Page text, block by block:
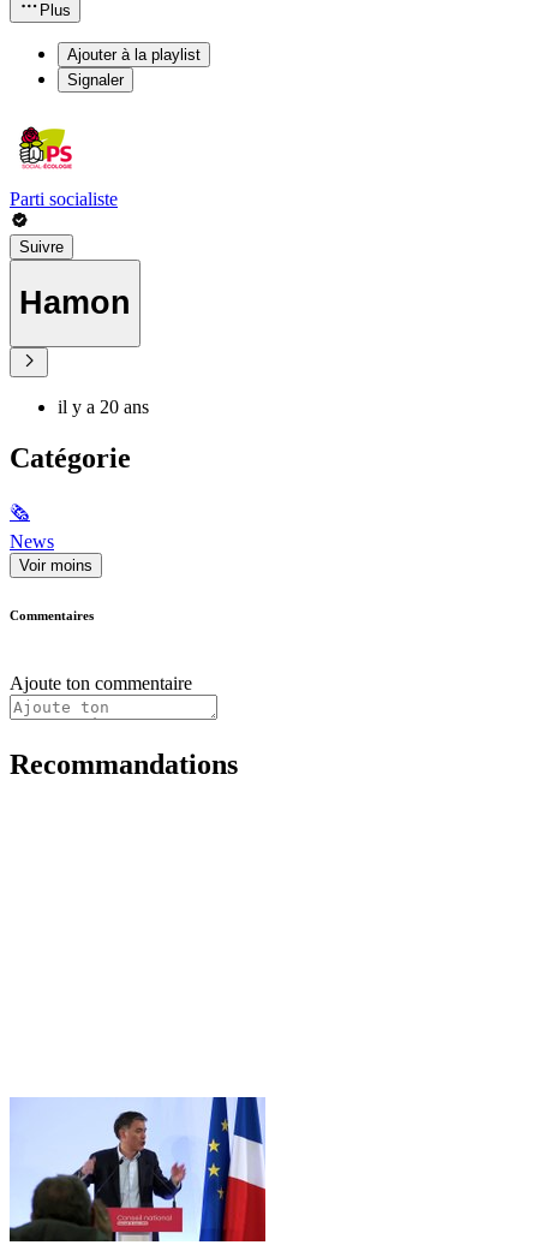
Plus
Ajouter à la playlist
Signaler
Parti socialiste
Suivre
Hamon
il y a 20 ans
Catégorie
🗞
News
Voir moins
Commentaires
Ajoute ton commentaire
Recommandations